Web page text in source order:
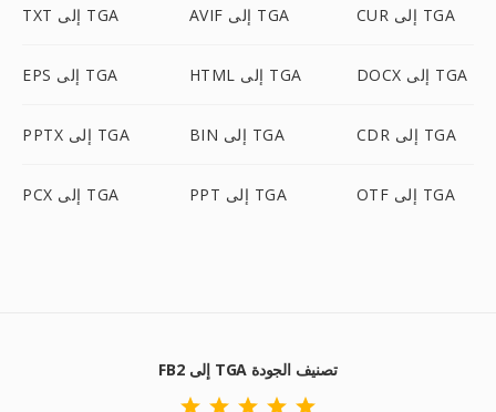
TXT إلى TGA AVIF إلى TGA CUR إلى TGA
EPS إلى TGA HTML إلى TGA DOCX إلى TGA
PPTX إلى TGA BIN إلى TGA CDR إلى TGA
PCX إلى TGA PPT إلى TGA OTF إلى TGA
FB2 إلى TGA تصنيف الجودة